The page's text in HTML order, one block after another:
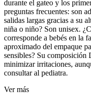
durante el gateo y los
preguntas frecuentes: son
salidas largas gracias a su
niña o niño? Son unisex.
corresponde a bebés en la
aproximado del empaque
sensibles? Su composición
minimizar irritaciones,
consultar al pediatra.
Ver más